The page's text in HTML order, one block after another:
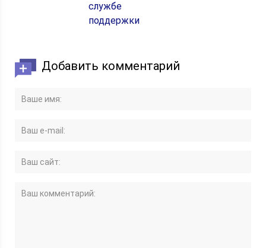
службе
поддержки
Добавить комментарий